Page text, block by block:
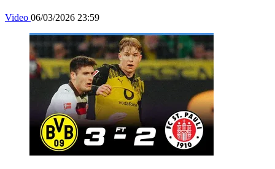
Video 06/03/2026 23:59